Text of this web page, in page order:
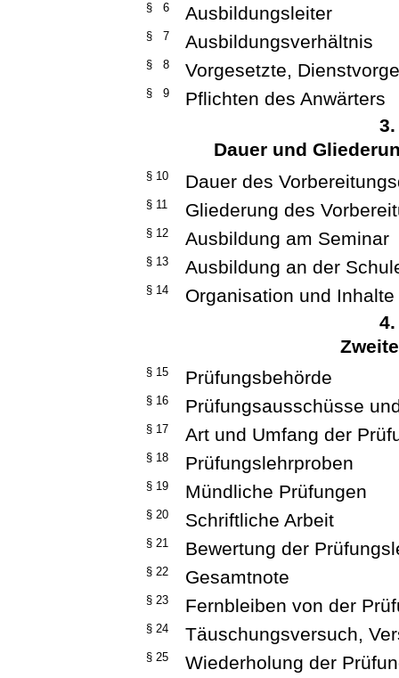
§ 6 Ausbildungsleiter
§ 7 Ausbildungsverhältnis
§ 8 Vorgesetzte,
§ 9
Pflichten des Anwärters
Dauer und
§ 10 Dauer des
§ 11 Gliederung des
§ 12 Ausbildung am Seminar
§ 13 Ausbildung an der
§ 14
Organisation und
§ 15 Prüfungsbehörde
§ 16 Prüfungsausschüsse
§ 17 Art und Umfang der
§ 18 Prüfungslehrproben
§ 19 Mündliche Prüfungen
§ 20 Schriftliche Arbeit
§ 21 Bewertung der
§ 22 Gesamtnote
§ 23 Fernbleiben von der
§ 24 Täuschungsversuch,
§ 25 Wiederholung der